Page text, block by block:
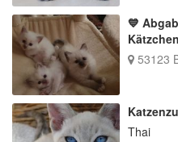
💙
53123
Thai